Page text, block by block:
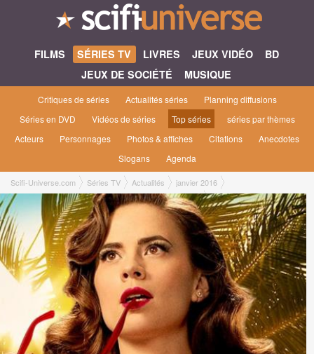
FILMS SÉRIES TV LIVRES JEUX VIDÉO
BD
JEUX DE SOCIÉTÉ
MUSIQUE
Critiques de séries Actualités séries
Planning diffusions
Séries en DVD
Vidéos de séries Top séries
séries par thèmes
Acteurs
Personnages Photos & affiches Citations
Anecdotes
Slogans
Agenda
Scifi-Universe.com Séries TV Actualités
janvier 2016
Agent Carter saison 2 sera connecté à Docteur Strange